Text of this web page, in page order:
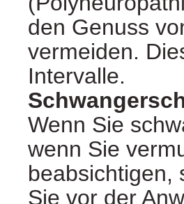
den Genuss
vermeiden.
Intervalle.
Wenn Sie
wenn Sie
beabsichtigen,
Sie vor der